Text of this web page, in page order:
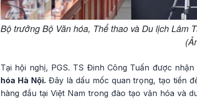
Bộ trưởng Bộ Văn hóa, Thể thao và Du lịch Lâm
Tại hội nghị, PGS. TS Đinh Công Tuấn được
hóa Hà Nội. Đây là dấu mốc quan trọng, tạo tiền
hàng đầu tại Việt Nam trong đào tạo văn hóa và